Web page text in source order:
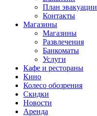
План эвакуации
Контакты
Магазины
Магазины
Развлечения
Банкоматы
Услуги
Кафе и рестораны
Кино
Колесо обозрения
Скидки
Новости
Аренда